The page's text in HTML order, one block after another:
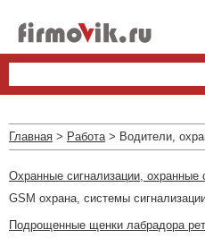
Главная > Работа> Водители,
Охранные сигнализации,
GSM охрана, системы
Подрощенные щенки лабрадора